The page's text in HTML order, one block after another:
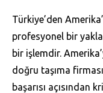
Türkiye’den
profesyonel bir
bir işlemdir.
doğru taşıma
başarısı açısından